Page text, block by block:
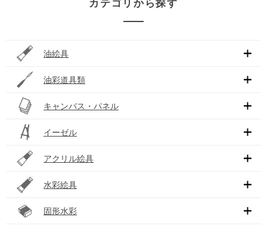
カテゴリから探す
油絵具
油彩道具類
キャンバス・パネル
イーゼル
アクリル絵具
水彩絵具
固形水彩